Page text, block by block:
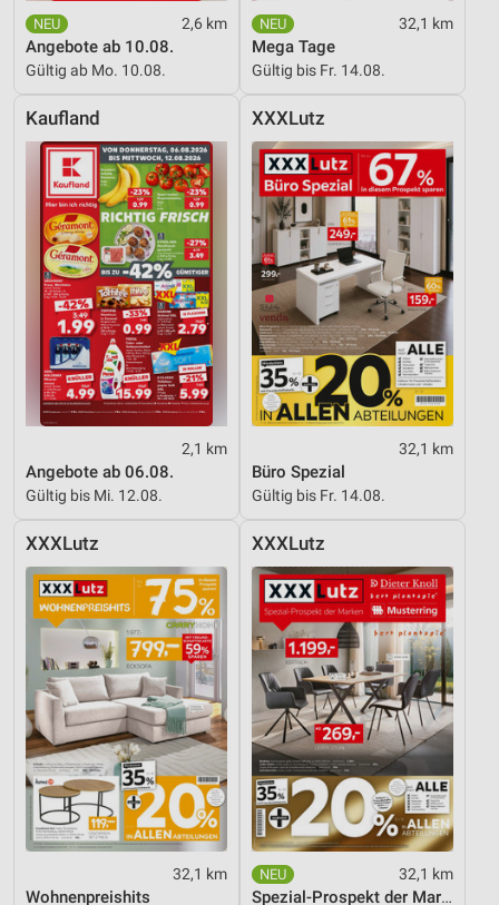
2,6 km
Angebote ab 10.08.
Gültig ab Mo. 10.08.
32,1 km
Mega Tage
Gültig bis Fr. 14.08.
Kaufland
2,1 km
Angebote ab 06.08.
Gültig bis Mi. 12.08.
XXXLutz
32,1 km
Büro Spezial
Gültig bis Fr. 14.08.
XXXLutz
32,1 km
Wohnenpreishits
XXXLutz
32,1 km
Spezial-Prospekt der Marken
Erstellung von Profilen zur Personalisierung
von Inhalten
Verwendung von Profilen zur Auswahl
Messung der Werbeleistung
Messung der Performance von Inhalten
Analyse von Zielgruppen durch Statistiken oder
Kombinationen von Daten aus verschiedenen
Quellen
Entwicklung und Verbesserung der Angebote
Verwendung reduzierter Daten zur Auswahl von
Inhalten
IAB-Besonderheiten:
Verwendung genauer Standortdaten
Geräte anhand von aktiv angeforderten
Notwendig
Performance
Funktional
Werbung